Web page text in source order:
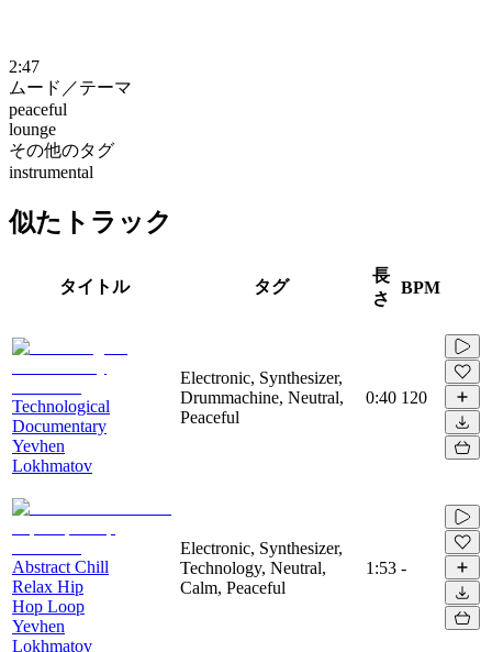
2:47
ムード／テーマ
peaceful
lounge
その他のタグ
instrumental
似たトラック
タイトル タグ
長
さ
BPM
Technological
Documentary
Yevhen
Lokhmatov
Electronic, Synthesizer,
Drummachine, Neutral,
Peaceful
0:40 120
Abstract Chill
Relax Hip
Hop Loop
Yevhen
Lokhmatov
Electronic, Synthesizer,
Technology, Neutral,
Calm, Peaceful
1:53 -